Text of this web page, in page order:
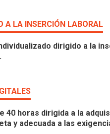
A LA INSERCIÓN LABORAL
dirigido a la
40 horas dirigida a la
y adecuada a las